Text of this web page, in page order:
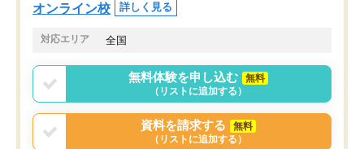
オンライン校 詳しく見る
対応エリア 全国
無料体験を申し込む
無料
（リストに追加する）
資料を請求する
無料
（リストに追加する）